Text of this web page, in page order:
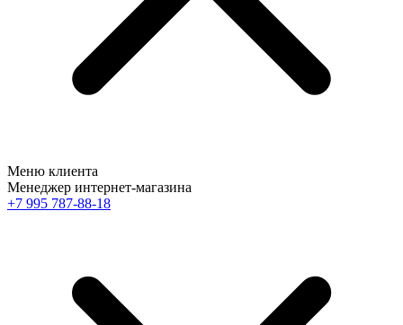
Меню клиента
Менеджер интернет-магазина
+7 995 787-88-18